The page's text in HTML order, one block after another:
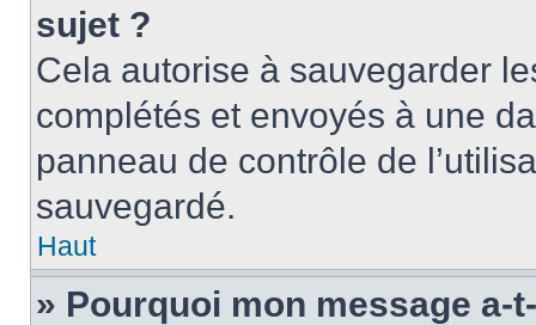
sujet ?
Cela autorise à sauvegarder
complétés et envoyés à une
panneau de contrôle de
sauvegardé.
Haut
» Pourquoi mon message a-